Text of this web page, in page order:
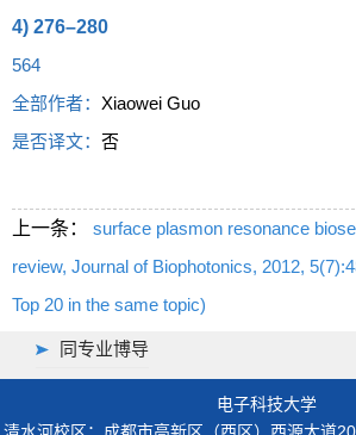
4) 276–280
564
全部作者：Xiaowei Guo
是否译文：否
上一条：
surface plasmon resonance
review, Journal of Biophotonics, 2012,
Top 20 in the same topic)
同专业博导
电子科技大学
清水河校区：成都市高新区（西区）西源大道